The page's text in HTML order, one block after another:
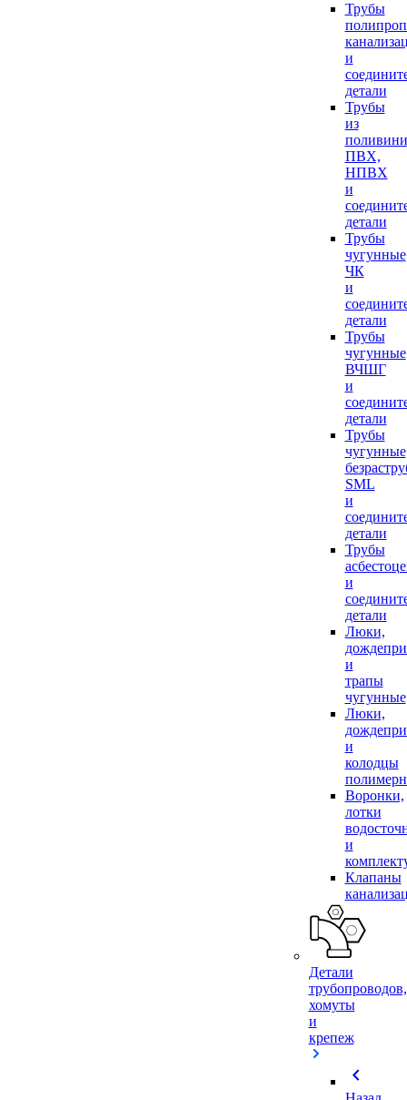
Трубы
и
детали
Трубы
из
ПВХ,
НПВХ
и
детали
Трубы
чугунные
ЧК
и
детали
Трубы
чугунные
ВЧШГ
и
детали
Трубы
чугунные
SML
и
детали
Трубы
и
детали
Люки,
и
трапы
чугунные
Люки,
и
колодцы
Воронки,
лотки
и
Клапаны
Детали
трубопроводов,
хомуты
и
крепеж
chevron_left